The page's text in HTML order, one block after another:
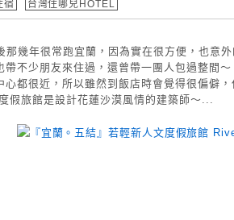
宿 台灣住哪兒HOTEL
幾年很常跑宜蘭，因為實在很方便，也意
帶不少朋友來住過，還曾帶一團人包過整間
心都很近，所以雖然到飯店時會覺得很偏僻
假旅館是設計花蓮沙漠風情的建築師～...